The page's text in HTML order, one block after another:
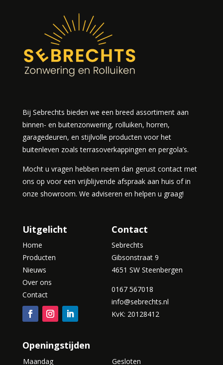
Bij Sebrechts bieden we een breed assortiment aan
binnen- en buitenzonwering, rolluiken, horren,
garagedeuren, en stijlvolle producten voor het
buitenleven zoals terrasoverkappingen en pergola’s.
Mocht u vragen hebben neem dan gerust contact met
ons op voor een vrijblijvende afspraak aan huis of in
onze showroom. We adviseren en helpen u graag!
Uitgelicht
Home
Producten
Nieuws
Over ons
Contact
Contact
Sebrechts
Gibsonstraat 9
4651 SW Steenbergen
0167 567018
info@sebrechts.nl
KvK: 20128412
Openingstijden
Maandag Gesloten